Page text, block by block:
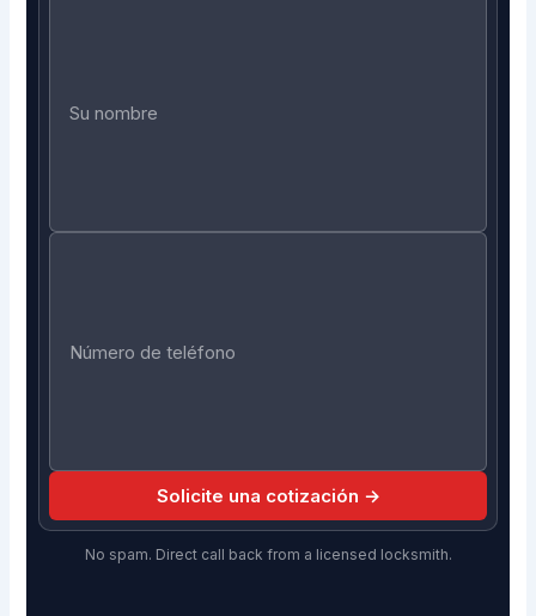
Solicite una cotización →
No spam. Direct call back from a licensed locksmith.